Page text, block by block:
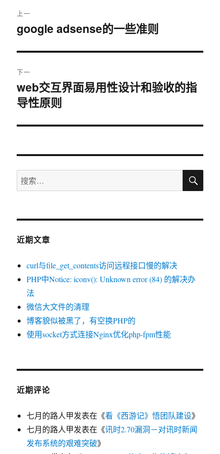
章
航
上一
上
文
章：
google adsense的一些准则
下一
下
篇
章：
web交互界面易用性设计和验收的指
导性原则
搜
索：
搜
近期文章
curl与file_get_contents访问远程接口慢的解决
PHP中Notice: iconv(): Unknown error (84) 的解决办
法
微信大文件的清理
博客貌似被黑了，有空换PHP的
使用socket方式连接Nginx优化php-fpm性能
近期评论
七月的路人甲发表在《看《西游记》悟团队建设》
七月的路人甲发表在《讯时2.70漏洞－对讯时新闻
发布系统的艰难突破》